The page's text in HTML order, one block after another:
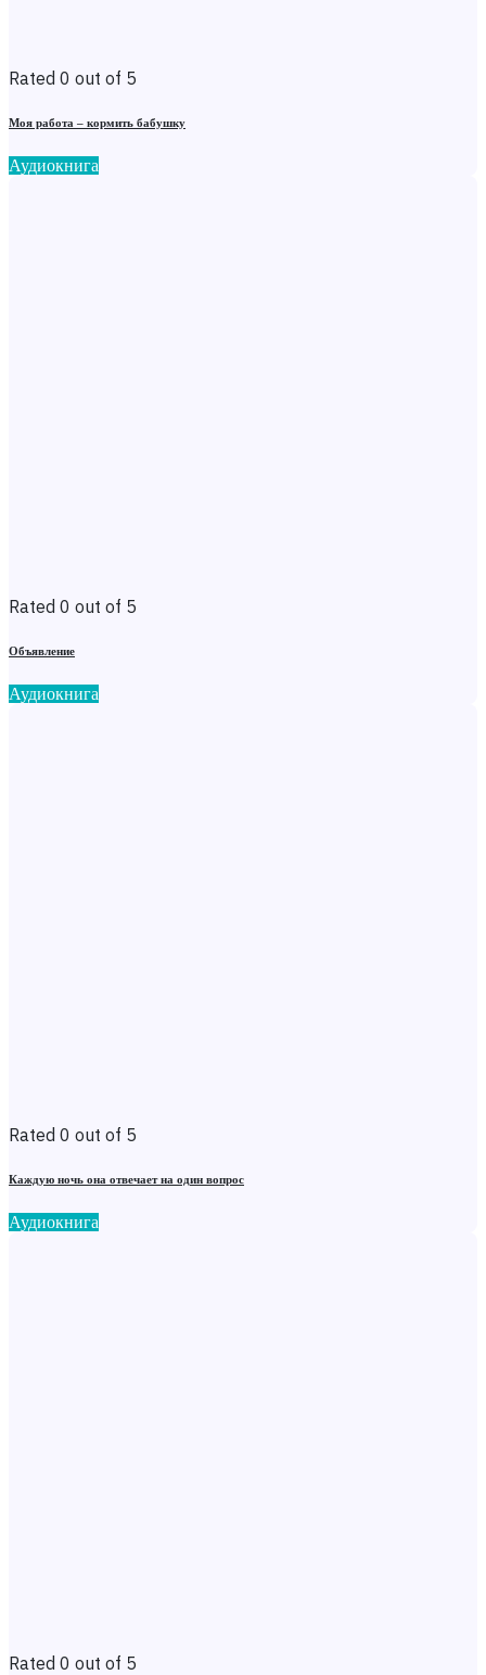
Rated 0 out of 5
Моя работа – кормить бабушку
Аудиокнига
Rated 0 out of 5
Объявление
Аудиокнига
Rated 0 out of 5
Каждую ночь она отвечает на один вопрос
Аудиокнига
Rated 0 out of 5